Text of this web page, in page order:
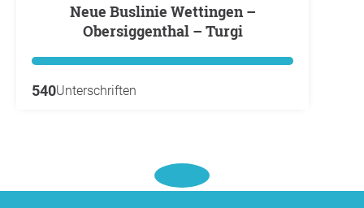
Neue Buslinie Wettingen –
Obersiggenthal – Turgi
540Unterschriften